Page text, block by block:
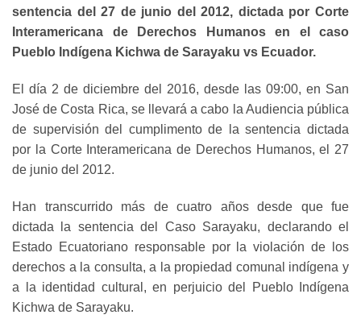
sentencia del 27 de junio del 2012, dictada por Corte
Interamericana de Derechos Humanos en el caso
Pueblo Indígena Kichwa de Sarayaku vs Ecuador.
El día 2 de diciembre del 2016, desde las 09:00, en San
José de Costa Rica, se llevará a cabo la Audiencia pública
de supervisión del cumplimento de la sentencia dictada
por la Corte Interamericana de Derechos Humanos, el 27
de junio del 2012.
Han transcurrido más de cuatro años desde que fue
dictada la sentencia del Caso Sarayaku, declarando el
Estado Ecuatoriano responsable por la violación de los
derechos a la consulta, a la propiedad comunal indígena y
a la identidad cultural, en perjuicio del Pueblo Indígena
Kichwa de Sarayaku.